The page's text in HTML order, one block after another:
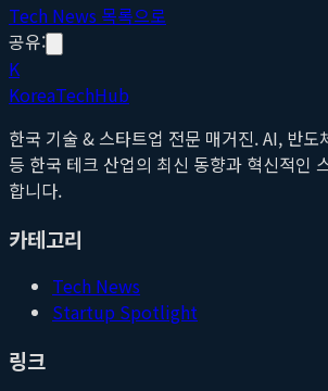
Tech News 목록으로
공유:
K
KoreaTechHub
한국 기술 & 스타트업 전문 매거진. AI, 반도
등 한국 테크 산업의 최신 동향과 혁신적인
합니다.
카테고리
Tech News
Startup Spotlight
링크